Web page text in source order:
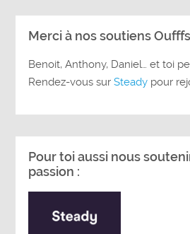
Merci à nos soutiens
Benoit, Anthony, Daniel… et toi
Rendez-vous surSteady pour
Pour toi aussi nous
passion :